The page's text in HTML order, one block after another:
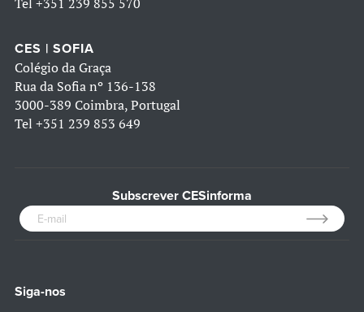
CES | SOFIA
Colégio da Graça
Rua da Sofia nº 136-138
3000-389 Coimbra, Portugal
Tel +351 239 853 649
Subscrever CESinforma
Siga-nos